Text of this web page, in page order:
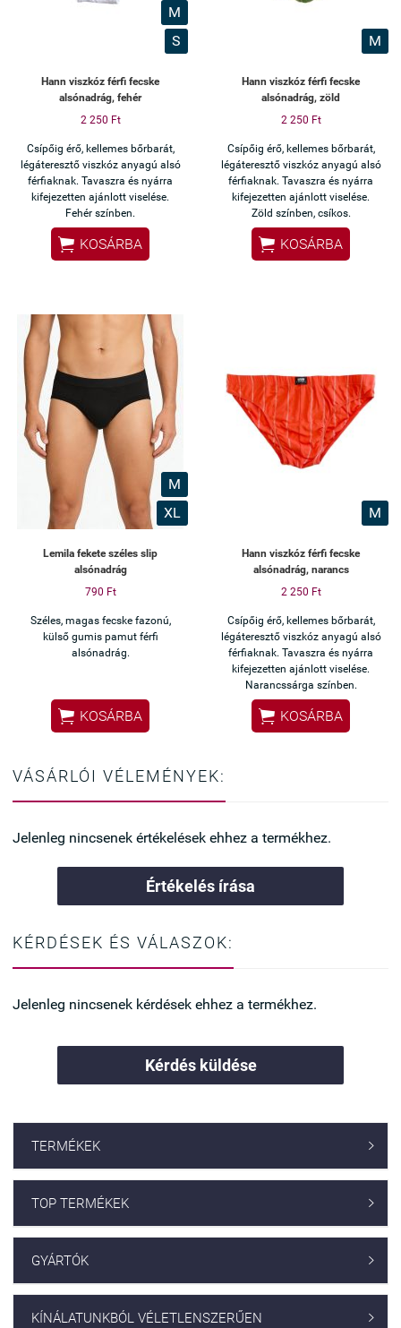
M
S
Hann viszkóz férfi fecske
alsónadrág, fehér
2 250 Ft
Csípőig érő, kellemes bőrbarát,
légáteresztő viszkóz anyagú alsó
férfiaknak. Tavaszra és nyárra
kifejezetten ajánlott viselése.
Fehér színben.
 KOSÁRBA
M
Hann viszkóz férfi fecske
alsónadrág, zöld
2 250 Ft
Csípőig érő, kellemes bőrbarát,
légáteresztő viszkóz anyagú alsó
férfiaknak. Tavaszra és nyárra
kifejezetten ajánlott viselése.
Zöld színben, csíkos.
 KOSÁRBA
M
XL
Lemila fekete széles slip
alsónadrág
790 Ft
Széles, magas fecske fazonú,
külső gumis pamut férfi
alsónadrág.
 KOSÁRBA
M
Hann viszkóz férfi fecske
alsónadrág, narancs
2 250 Ft
Csípőig érő, kellemes bőrbarát,
légáteresztő viszkóz anyagú alsó
férfiaknak. Tavaszra és nyárra
kifejezetten ajánlott viselése.
Narancssárga színben.
 KOSÁRBA
VÁSÁRLÓI VÉLEMÉNYEK:
Jelenleg nincsenek értékelések ehhez a termékhez.
Értékelés írása
KÉRDÉSEK ÉS VÁLASZOK:
Jelenleg nincsenek kérdések ehhez a termékhez.
Kérdés küldése
TERMÉKEK 
TOP TERMÉKEK 
GYÁRTÓK 
KÍNÁLATUNKBÓL VÉLETLENSZERŰEN 